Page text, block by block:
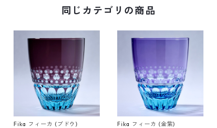
同じカテゴリの商品
Fika フィーカ (ブドウ) Fika フィーカ (金紫)